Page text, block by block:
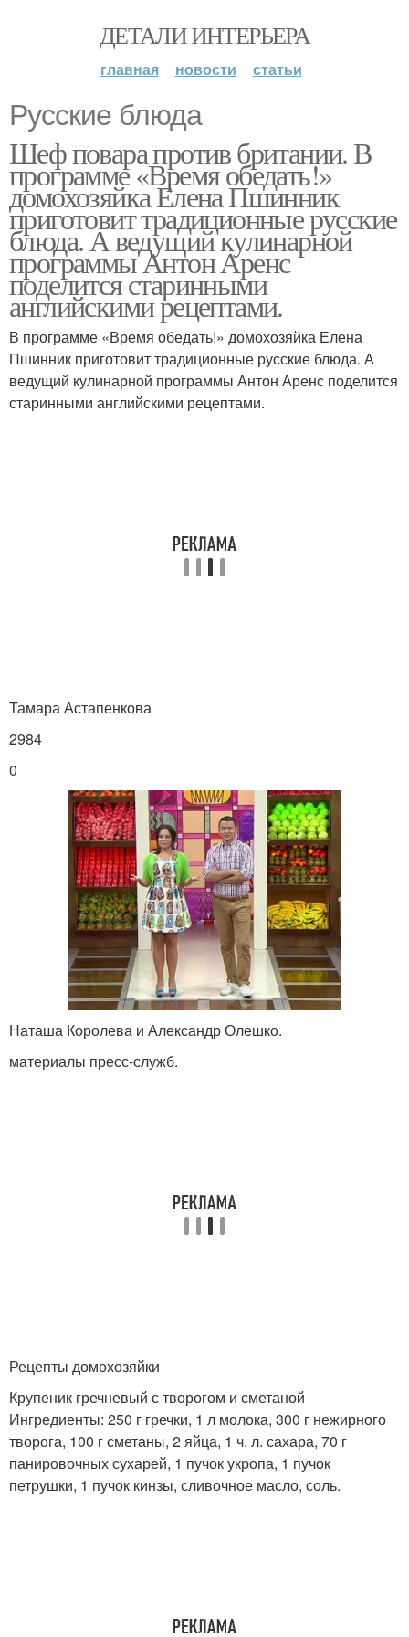
ДЕТАЛИ ИНТЕРЬЕРА
главная новости статьи
Русские блюда
Шеф повара против британии. В
программе «Время обедать!»
домохозяйка Елена Пшинник
приготовит традиционные русские
блюда. А ведущий кулинарной
программы Антон Аренс
поделится старинными
английскими рецептами.
В программе «Время обедать!» домохозяйка Елена
Пшинник приготовит традиционные русские блюда. А
ведущий кулинарной программы Антон Аренс поделится
старинными английскими рецептами.
Тамара Астапенкова
2984
0
Наташа Королева и Александр Олешко.
материалы пресс-служб.
Рецепты домохозяйки
Крупеник гречневый с творогом и сметаной
Ингредиенты: 250 г гречки, 1 л молока, 300 г нежирного
творога, 100 г сметаны, 2 яйца, 1 ч. л. сахара, 70 г
панировочных сухарей, 1 пучок укропа, 1 пучок
петрушки, 1 пучок кинзы, сливочное масло, соль.